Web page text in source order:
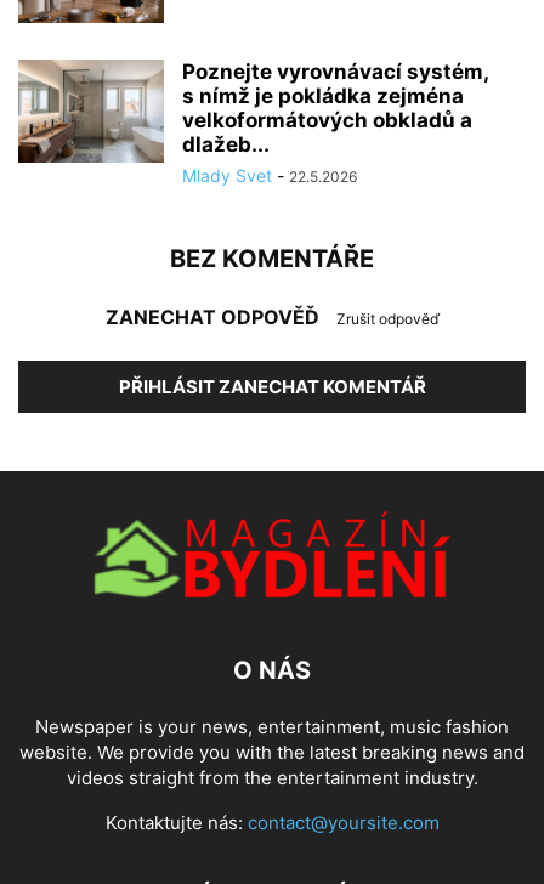
Poznejte vyrovnávací systém,
s nímž je pokládka zejména
velkoformátových obkladů a
dlažeb...
Mlady Svet - 22.5.2026
BEZ KOMENTÁŘE
ZANECHAT ODPOVĚĎ Zrušit odpověď
PŘIHLÁSIT ZANECHAT KOMENTÁŘ
O NÁS
Newspaper is your news, entertainment, music fashion
website. We provide you with the latest breaking news and
videos straight from the entertainment industry.
Kontaktujte nás: contact@yoursite.com